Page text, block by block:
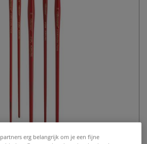
erg belangrijk om je een fijne